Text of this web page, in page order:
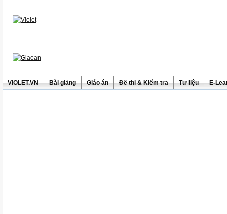
ViOLET.VN Bài giảng Giáo án Đề thi & Kiểm tra Tư liệu E-